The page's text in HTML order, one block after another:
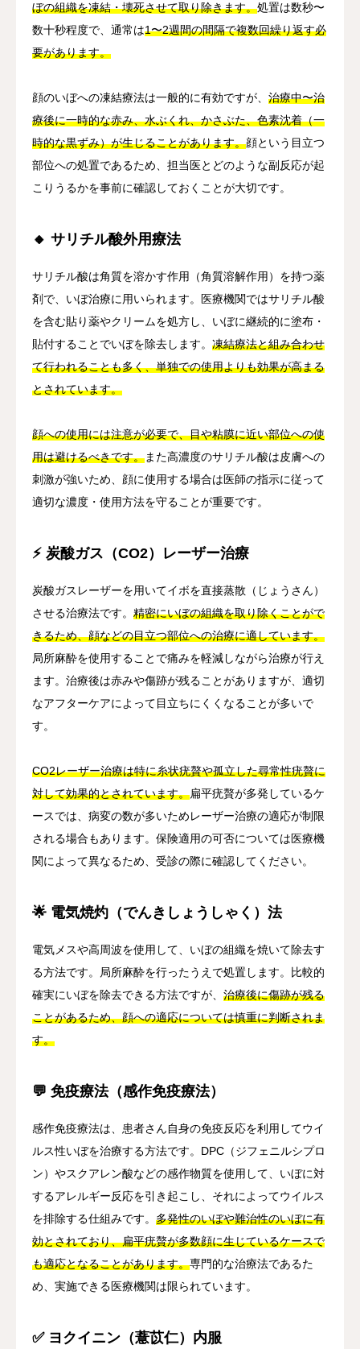
ぼの組織を凍結・壊死させて取り除きます。処置は数秒〜
数十秒程度で、通常は1〜2週間の間隔で複数回繰り返す必
要があります。
顔のいぼへの凍結療法は一般的に有効ですが、 治療中〜治
療後に一時的な赤み、水ぶくれ、かさぶた、色素沈着（一
時的な黒ずみ）が生じることがあります。顔という目立つ
部位への処置であるため、担当医とどのような副反応が起
こりうるかを事前に確認しておくことが大切です。
🔸 サリチル酸外用療法
サリチル酸は角質を溶かす作用（角質溶解作用）を持つ薬
剤で、いぼ治療に用いられます。医療機関ではサリチル酸
を含む貼り薬やクリームを処方し、いぼに継続的に塗布・
貼付することでいぼを除去します。 凍結療法と組み合わせ
て行われることも多く、単独での使用よりも効果が高まる
とされています。
顔への使用には注意が必要で、目や粘膜に近い部位への使
用は避けるべきです。また高濃度のサリチル酸は皮膚への
刺激が強いため、顔に使用する場合は医師の指示に従って
適切な濃度・使用方法を守ることが重要です。
⚡ 炭酸ガス（CO2）レーザー治療
炭酸ガスレーザーを用いてイボを直接蒸散（じょうさん）
させる治療法です。 精密にいぼの組織を取り除くことがで
きるため、顔などの目立つ部位への治療に適しています。
局所麻酔を使用することで痛みを軽減しながら治療が行え
ます。治療後は赤みや傷跡が残ることがありますが、適切
なアフターケアによって目立ちにくくなることが多いで
す。
CO2レーザー治療は特に糸状疣贅や孤立した尋常性疣贅に
対して効果的とされています。扁平疣贅が多発しているケ
ースでは、病変の数が多いためレーザー治療の適応が制限
される場合もあります。保険適用の可否については医療機
関によって異なるため、受診の際に確認してください。
🌟 電気焼灼（でんきしょうしゃく）法
電気メスや高周波を使用して、いぼの組織を焼いて除去す
る方法です。局所麻酔を行ったうえで処置します。比較的
確実にいぼを除去できる方法ですが、 治療後に傷跡が残る
ことがあるため、顔への適応については慎重に判断されま
す。
💬 免疫療法（感作免疫療法）
感作免疫療法は、患者さん自身の免疫反応を利用してウイ
ルス性いぼを治療する方法です。DPC（ジフェニルシプロ
ン）やスクアレン酸などの感作物質を使用して、いぼに対
するアレルギー反応を引き起こし、それによってウイルス
を排除する仕組みです。 多発性のいぼや難治性のいぼに有
効とされており、扁平疣贅が多数顔に生じているケースで
も適応となることがあります。専門的な治療法であるた
め、実施できる医療機関は限られています。
✅ ヨクイニン（薏苡仁）内服